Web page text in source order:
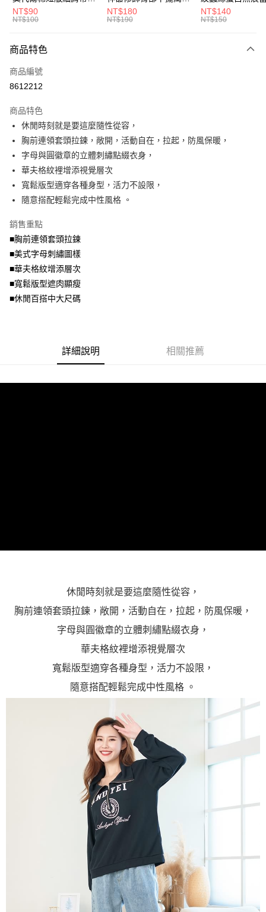
全盈+PAY
大哥付你分期
【大哥付你分期使用說明】
1.本服務由台灣大哥大提供，台灣大哥大用戶可立即使用無須另外申請。
流程，驗證手機門號後，選擇欲分期的期數、繳款截止日，確認付款後即完
成交易。
3.實際核准額度、可分期數及費用金額請依後續交易確認頁面所載為準。
4.訂單成立30分鐘內，如未前往確認交易或遇審核未通過，訂單將自動取
法說明評估內容。
【繳款方式說明】
1.分期款項不併入電信帳單，「大哥付你分期」於每月結算日後寄送繳費提
醒簡訊。
2.透過簡訊連結打開帳單後，可選擇「超商條碼／台灣大直營門市／銀行轉
【注意事項】
1.本服務係由「台灣大哥大股份有限公司」（以下簡稱本公司）所提供，讓
用戶於交易時，得透過本服務購買商品或服務，並由商店將買賣／分期付款
買賣價金債權讓與本公司後，依約使用本公司帳單繳交帳款。
資料（包含姓名、電話或地址）提供予台灣大哥大進項蒐集、處理及利用，
由本公司與您本人進行分期帳單所需資料之確認、核對及更正。
AFTEE先享後付
【關於「AFTEE先享後付」】
AFTEE先享後付是「在收到商品之後才付款」的支付方式。 讓您購物簡單
便利好安心！
１．簡單：不需註冊會員、不需綁卡、不需儲值。
２．便利：只要手機號碼，簡訊認證，即可結帳。
３．安心：先確認商品／服務後，再付款。
【「AFTEE先享後付」結帳流程】
１．於結帳方式選擇「AFTEE先享後付」後，將跳轉至「AFTEE先享後付」
３．收到繳費通知簡訊後14天內，點擊此簡訊中的連結，可透過四大超商／
ATM／網路銀行／等多元方式進行付款，方視為交易完成。
※ 請注意：結帳手續完成當下不需立刻繳費，但若您需要取消訂單，請聯絡
購買商品的店家。未經商家同意取消之訂單仍視為有效，需透過AFTEE先享
後付繳納相關費用。
※ 交易是否成功請以「AFTEE先享後付 」之結帳頁面顯示為準，若有關於
是否繳費成功／繳費後需取消欲退款等相關疑問，請聯繫「AFTEE先享後付
客戶支援中心」https://netprotections.freshdesk.com/support/home
易，需依本服務之必要範圍內提供個人資料，並將交易相關給付款項請求債
權轉讓予恩沛科技股份有限公司。
ATM付款
全家取貨付款
每筆NT$70，滿NT$699(含以上)免運費
付款後全家取貨
每筆NT$70，滿NT$699(含以上)免運費
7-11取貨付款
每筆NT$70，滿NT$799(含以上)免運費
付款後7-11取貨
每筆NT$70，滿NT$699(含以上)免運費
色背心(白.黑.灰L-2L)-
U582眼圈熊中大尺碼
NT$90
NT$100
內搭裙/遮臀裙(黑2L-
6L)-Q155眼圈熊中大
NT$180
NT$190
角內褲(白.粉.藍.
3L)-L28眼圈熊中
NT$140
NT$150
商品特色
商品編號
8612212
商品特色
休閒時刻就是要這麼隨性從容，
胸前連領套頭拉鍊，敞開，活動自在，拉起，防風保暖，
字母與圓徽章的立體刺繡點綴衣身，
華夫格紋裡增添視覺層次
寬鬆版型適穿各種身型，活力不設限，
隨意搭配輕鬆完成中性風格 。
銷售重點
■胸前連領套頭拉鍊
■美式字母刺繡圖樣
■華夫格紋增添層次
■寬鬆版型遮肉顯瘦
■休閒百搭中大尺碼
詳細說明 相關推薦
休閒時刻就是要這麼隨性從容，
胸前連領套頭拉鍊，敞開，活動自在，拉起，防風保暖，
字母與圓徽章的立體刺繡點綴衣身，
華夫格紋裡增添視覺層次
寬鬆版型適穿各種身型，活力不設限，
隨意搭配輕鬆完成中性風格 。